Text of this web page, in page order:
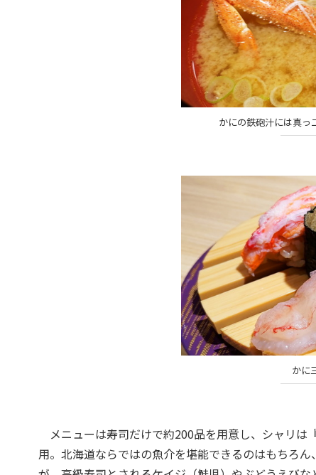
かにの鉄砲汁には真っ
かに
メニューは寿司だけで約200品を用意し、シャリは
用。北海道ならではの魚介を堪能できるのはもちろ